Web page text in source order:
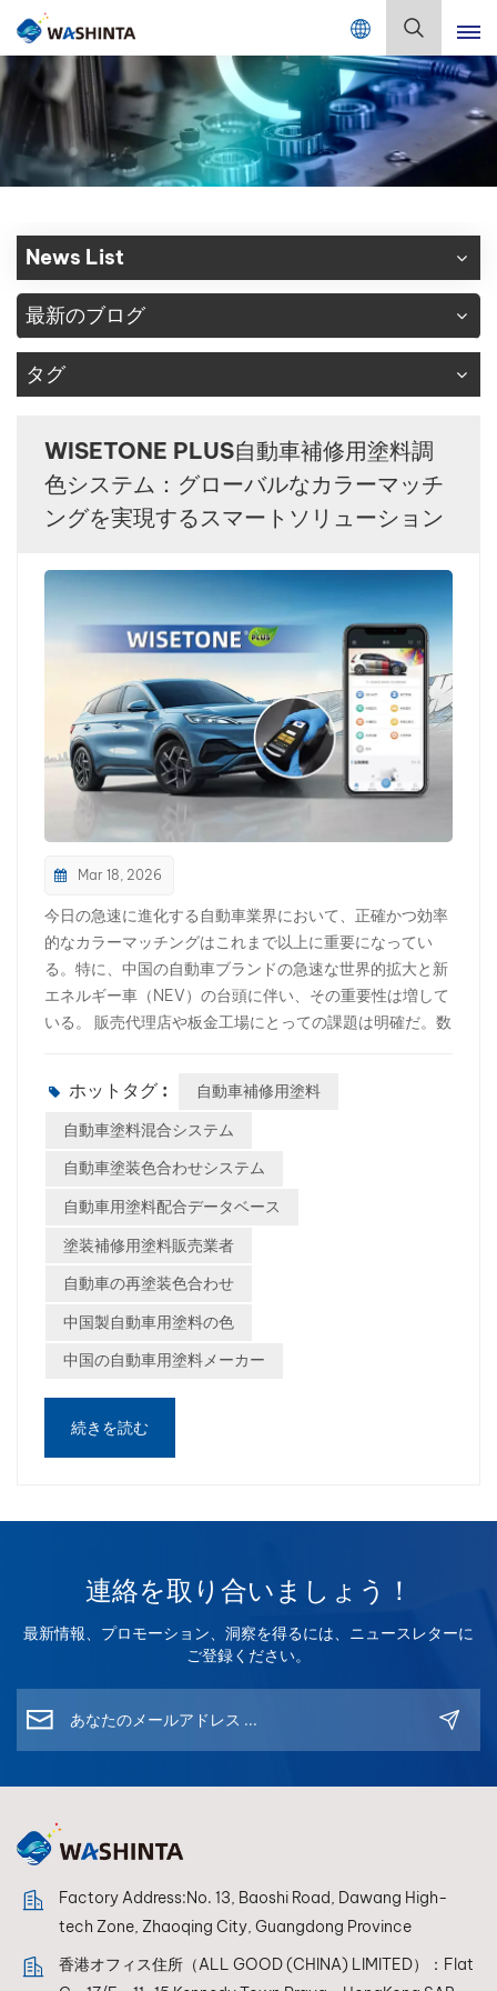
Mix Color Online
本
語
English
Français
Deutsch
Русский
Español
Português
日本語
한국어
فارسی
中文
News List
最新のブログ
タグ
WISETONE PLUS自動車補修用塗料調
色システム：グローバルなカラーマッチ
ングを実現するスマートソリューション
Mar 18, 2026
今日の急速に進化する自動車業界において、正確かつ効率
的なカラーマッチングはこれまで以上に重要になってい
る。特に、中国の自動車ブランドの急速な世界的拡大と新
エネルギー車（NEV）の台頭に伴い、その重要性は増して
いる。 販売代理店や板金工場にとっての課題は明確だ。数
に進化し続けるソリューション、WISETONE PLUS自動車
補修用塗料混合システムにあります。 1. 世界中の自動車ブ
ランドを網羅する10万種類以上のカラーフォーミュ
ーフォーミュラが含まれており、以下の内容を網羅してい
ます。 グローバルブランドの乗用車 海外進出する中国国
びハイブリッド車） 中国車が東南アジア、中東、ラテンア
メリカ、東ヨーロッパの市場に参入するにつれ、多くの修
る。 WISETONE PLUSを使えば、この問題は解決しま
す。 👉 車の製造元に関係なく、常に適切な計算式にアク
セスできます。2. 日々の最新情報：市場の動向を常に把握
と修理工場にとっての継続的な競争力 👉 あなたのビジネ
スは、カラーテクノロジーにおいて決して遅れをとること
はありません。3. 中国製車両のカラーマッチングにおける
強力な優位性 中国の自動車ブランドが世界的に事業を拡大
するにつれ、そのカラーシステムはより複雑化してい
る。 低彩度のメタリック仕上げ マットカラーと特殊効果
し、お客様をサポ​​ートします。 新たな修理需要を取り込
む 新興市場へのサービス提供 時代遅れのシステムに頼っ
多言語サポート このシステムは、広く使われている14の国
際言語に対応しており、グローバルな販売代理店や技術者
にとって理想的なツールです。 これにより、以下のことが
可能になります。 さまざまな地域での容易な導入 トレー
ホットタグ :
自動車補修用塗料
自動車塗料混合システム
自動車塗装色合わせシステム
自動車用塗料配合データベース
塗装補修用塗料販売業者
自動車の再塗装色合わせ
中国製自動車用塗料の色
中国の自動車用塗料メーカー
続きを読む
連絡を取り合いましょう！
最新情報、プロモーション、洞察を得るには、ニュースレターに
ご登録ください。
Factory Address:No. 13, Baoshi Road, Dawang High-
tech Zone, Zhaoqing City, Guangdong Province
香港オフィス住所（ALL GOOD (CHINA) LIMITED）：Flat